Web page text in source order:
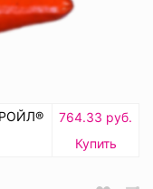
764.33 руб.
Купить